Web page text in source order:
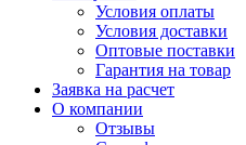
Условия оплаты
Условия доставки
Оптовые поставки
Гарантия на товар
Заявка на расчет
О компании
Отзывы